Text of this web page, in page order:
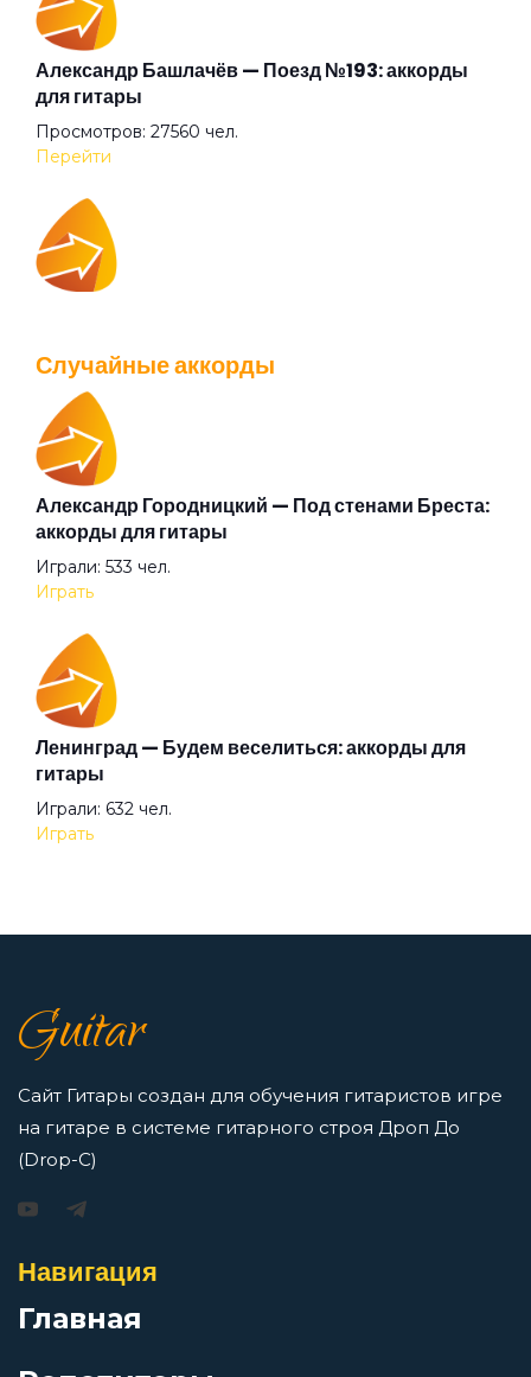
Город
Горько
Горючее
Граница
Грязь
Гуру
Дверь в тёмную комнату
Двор
Девочка Весна
Джаз
Джедаи
Дитячая
Александр Башлачёв — Поезд №193: аккорды
для гитары
Просмотров: 27560 чел.
Перейти
Перейти
Валентин Стрыкало — Gay porn: аккорды для
гитары
Просмотров: 25695 чел.
Аккорды для начинающих играть на гитаре —
легкие и простые песни на гитаре
Просмотров: 23263 чел.
Перейти
7 нот в музыке: До, Ре, Ми, Фа, Соль, Ля, Си —
Просмотров: 16419 чел.
Перейти
гитары
Перейти
Случайные аккорды
Александр Городницкий — Под стенами Бреста:
аккорды для гитары
Играли: 533 чел.
Играть
Ленинград — Будем веселиться: аккорды для
гитары
Играли: 632 чел.
Играть
Guitar
Сайт Гитары создан для обучения гитаристов игре
на гитаре в системе гитарного строя Дроп До
(Drop-C)
Навигация
Главная